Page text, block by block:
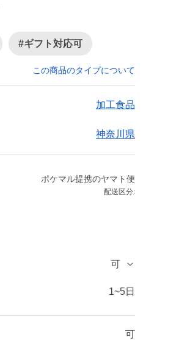
#ギフト対応可
この商品のタイプについて
加工食品
神奈川県
ポケマル提携のヤマト便
配送区分:
可
1~5日
可